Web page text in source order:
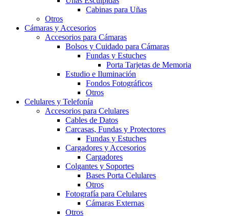
Cabinas para Uñas
Otros
Cámaras y Accesorios
Accesorios para Cámaras
Bolsos y Cuidado para Cámaras
Fundas y Estuches
Porta Tarjetas de Memoria
Estudio e Iluminación
Fondos Fotográficos
Otros
Celulares y Telefonía
Accesorios para Celulares
Cables de Datos
Carcasas, Fundas y Protectores
Fundas y Estuches
Cargadores y Accesorios
Cargadores
Colgantes y Soportes
Bases Porta Celulares
Otros
Fotografía para Celulares
Cámaras Externas
Otros